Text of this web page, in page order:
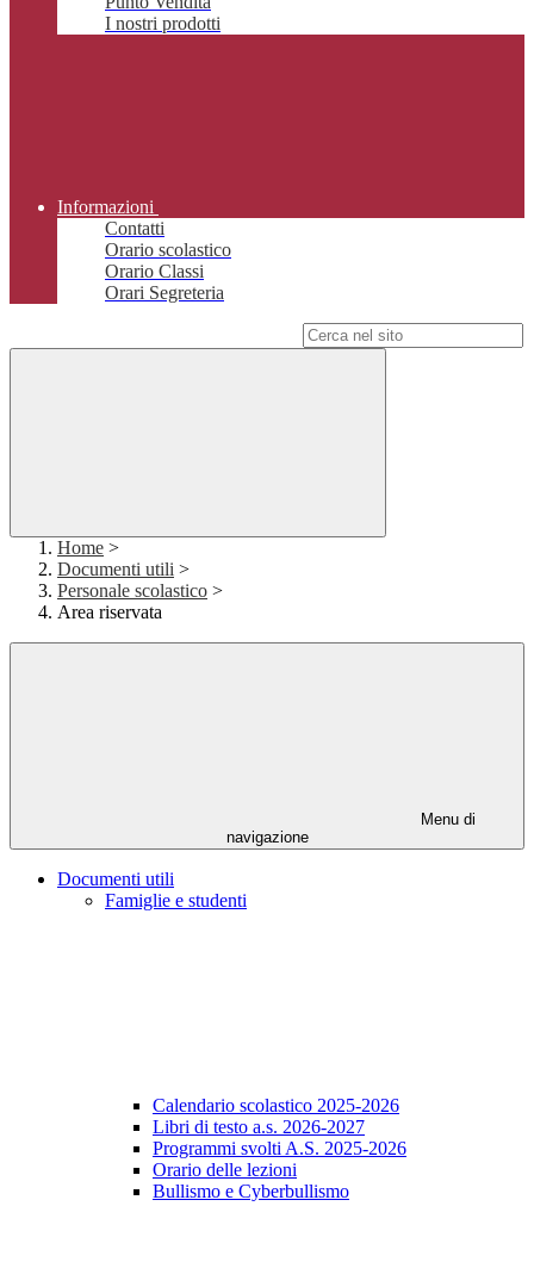
I nostri prodotti
Informazioni
Contatti
Orario scolastico
Orario Classi
Orari Segreteria
Home >
Documenti utili >
Personale scolastico >
Area riservata
Menu di
navigazione
Documenti utili
Famiglie e studenti
Calendario scolastico 2025-2026
Libri di testo a.s. 2026-2027
Programmi svolti A.S. 2025-2026
Orario delle lezioni
Bullismo e Cyberbullismo